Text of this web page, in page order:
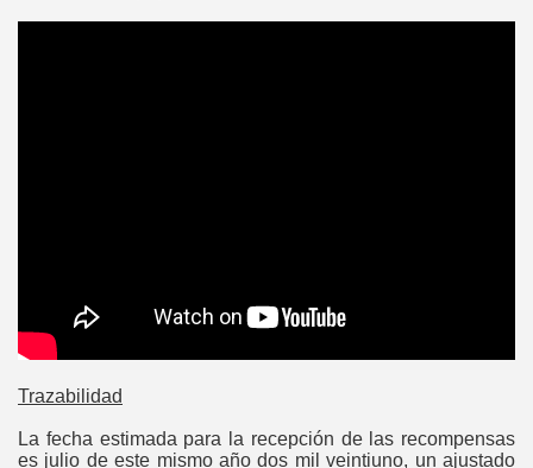
Trazabilidad
La fecha estimada para la recepción de las recompensas
es julio de este mismo año dos mil veintiuno, un ajustado